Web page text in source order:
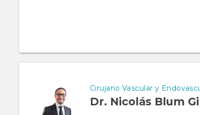
Cirujano Vascular y
Dr. Nicolás Blum